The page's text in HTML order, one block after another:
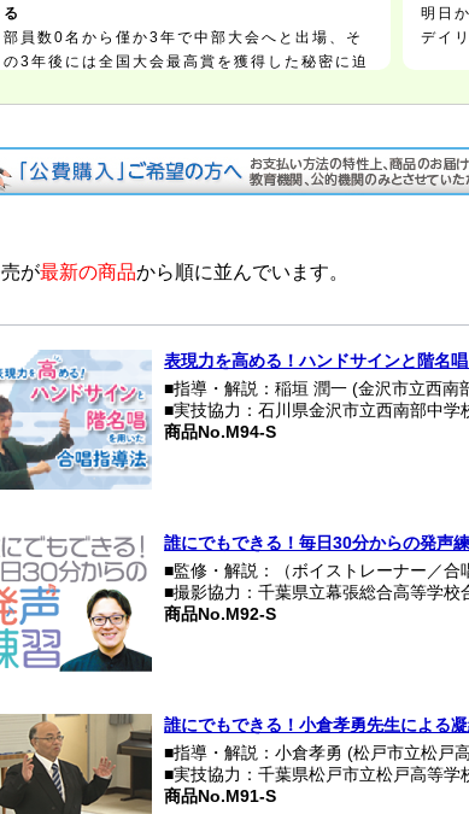
る
部員数0名から僅か3年で中部大会へと出場、そ
の3年後には全国大会最高賞を獲得した秘密に迫
明日
デイ
が最新の商品から順に並んでいます。
表現力を高める！ハンドサインと階名
■指導・解説：稲垣 潤一 (金沢市立西南
■実技協力：石川県金沢市立西南部中学
商品No.M94-S
誰にでもできる！毎日30分からの発声
■監修・解説：（ボイストレーナー／合
■撮影協力：千葉県立幕張総合高等学校
商品No.M92-S
誰にでもできる！小倉孝勇先生による
■指導・解説：小倉孝勇 (松戸市立松戸
■実技協力：千葉県松戸市立松戸高等学
商品No.M91-S